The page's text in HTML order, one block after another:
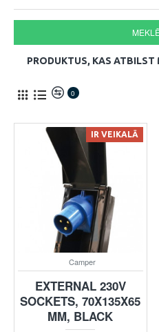
PRODUKTUS, KAS ATBILST
0
IR VEIKALĀ
Camper
EXTERNAL 230V
SOCKETS, 70X135X65
MM, BLACK